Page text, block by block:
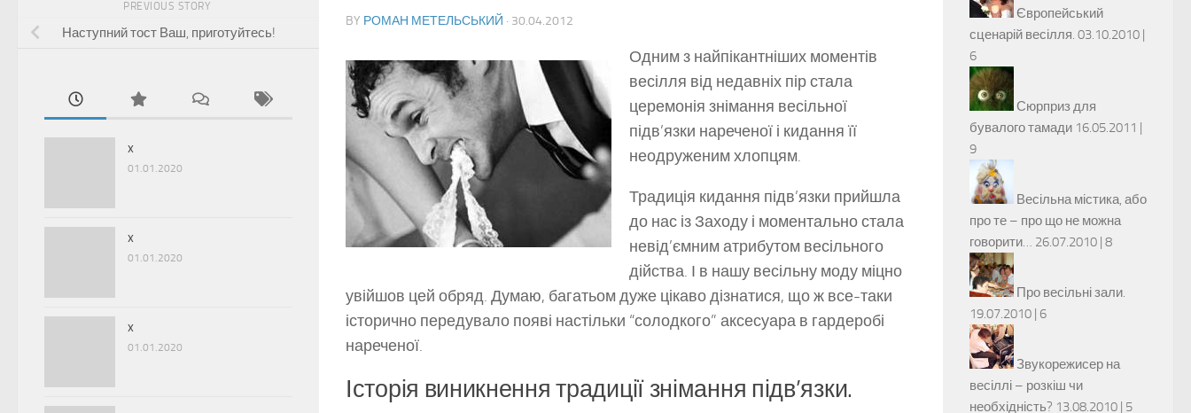
BY РОМАН МЕТЕЛЬСЬКИЙ · 30.04.2012
Одним з найпікантніших моментів
весілля від недавніх пір стала
церемонія знімання весільної
підв’язки нареченої і кидання її
неодруженим хлопцям.
Традиція кидання підв’язки прийшла
до нас із Заходу і моментально стала
невід’ємним атрибутом весільного
дійства. І в нашу весільну моду міцно
увійшов цей обряд. Думаю, багатьом дуже цікаво дізнатися, що ж все-таки
історично передувало появі настільки “солодкого” аксесуара в гардеробі
нареченої.
Історія виникнення традиції знімання підв’язки.
PREVIOUS STORY
Наступний тост Ваш, приготуйтесь!
x
01.01.2020
x
01.01.2020
x
01.01.2020
Європейський
сценарій весілля. 03.10.2010 |
6
Сюрприз для
бувалого тамади 16.05.2011 |
9
Весільна містика, або
про те – про що не можна
говорити… 26.07.2010 | 8
Про весільні зали.
19.07.2010 | 6
Звукорежисер на
весіллі – розкіш чи
необхідність? 13.08.2010 | 5